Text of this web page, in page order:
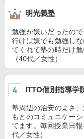
明光義塾
勉強が嫌いだったの
行けば嫌でも勉強し
てくれて塾の時だけ
（40代／女性）
ITTO個別指導学
塾周辺の治安のよさ
もとのコミュニケー
てます。毎回授業日
代／女性）